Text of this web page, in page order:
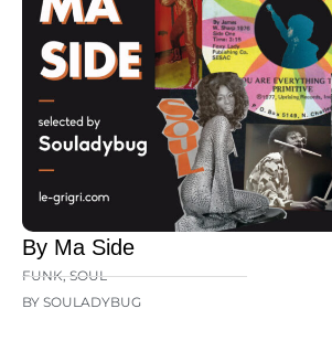
By Ma Side
FUNK,SOUL
BY SOULADYBUG